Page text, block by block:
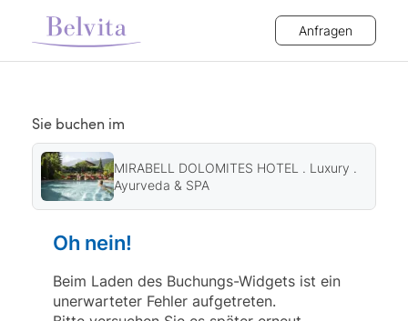
Anfragen
Sie buchen im
MIRABELL DOLOMITES HOTEL . Luxury .
Ayurveda & SPA
Oh nein!
Beim Laden des Buchungs-Widgets ist ein
unerwarteter Fehler aufgetreten.